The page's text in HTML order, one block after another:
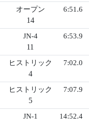
オープン
14
6:51.6
JN-4
11
6:53.9
ヒストリック
4
7:02.0
ヒストリック
5
7:07.9
JN-1 14:52.4